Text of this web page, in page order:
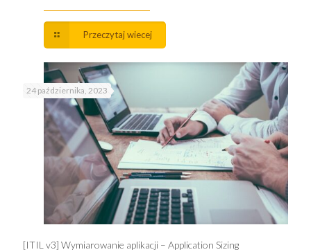
Przeczytaj wiecej
24 października, 2023
[ITIL v3] Wymiarowanie aplikacji – Application Sizing